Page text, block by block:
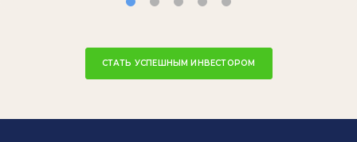
СТАТЬ УСПЕШНЫМ ИНВЕСТОРОМ